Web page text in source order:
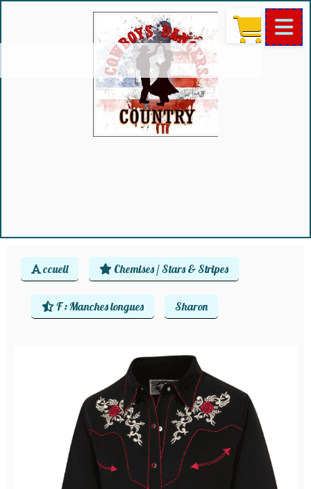
ccueil Chemises / Stars & Stripes
F : Manches longues Sharon